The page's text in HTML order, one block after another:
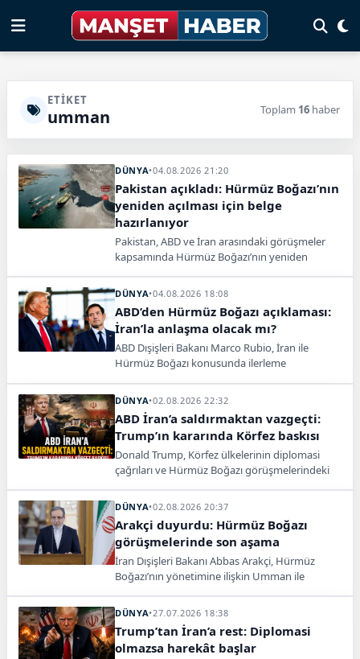
ETIKET
umman Toplam 16 haber
DÜNYA•04.08.2026 21:20
Pakistan açıkladı: Hürmüz Boğazı’nın
yeniden açılması için belge
hazırlanıyor
Pakistan, ABD ve İran arasındaki görüşmeler
kapsamında Hürmüz Boğazı’nın yeniden
DÜNYA•04.08.2026 18:08
ABD’den Hürmüz Boğazı açıklaması:
İran’la anlaşma olacak mı?
ABD Dışişleri Bakanı Marco Rubio, İran ile
Hürmüz Boğazı konusunda ilerleme
varılmadığını açıkladı.
DÜNYA•02.08.2026 22:32
ABD İran’a saldırmaktan vazgeçti:
Trump’ın kararında Körfez baskısı
Donald Trump, Körfez ülkelerinin diplomasi
çağrıları ve Hürmüz Boğazı görüşmelerindeki
DÜNYA•02.08.2026 20:37
Arakçi duyurdu: Hürmüz Boğazı
görüşmelerinde son aşama
İran Dışişleri Bakanı Abbas Arakçi, Hürmüz
Boğazı’nın yönetimine ilişkin Umman ile
gelindiğini açıkladı.
DÜNYA•27.07.2026 18:38
Trump’tan İran’a rest: Diplomasi
olmazsa harekât başlar